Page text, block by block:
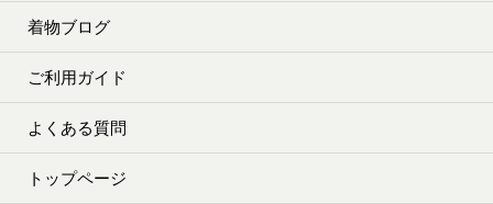
着物ブログ
ご利用ガイド
よくある質問
トップページ